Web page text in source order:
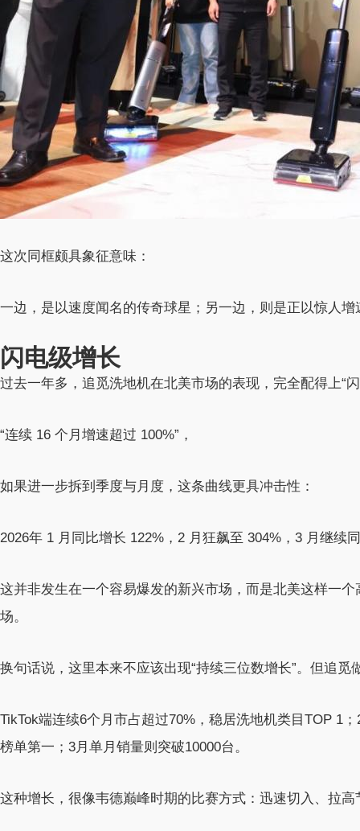
这次同框颇具象征意味：
一边，是以速度闻名的传奇球星；另一边，则是正以惊人
闪电级增长
过去一年多，追觅洗地机在北美市场的表现，完全配得上“
“连续 16 个月增速超过 100%”，
如果进一步拆到季度与月度，这条曲线更具冲击性：
2026年 1 月同比增长 122%，2 月狂飙至 304%，3 月继续
这并非发生在一个容易爆发的新兴市场，而是北美这样一
场。
换句话说，这里本来不应该出现“持续三位数增长”。但追
TikTok端连续6个月市占超过70%，稳居洗地机类目TOP 1
榜单第一；3月单月销量则突破10000台。
这种增长，很像韦德巅峰时期的比赛方式：迅速切入、拉